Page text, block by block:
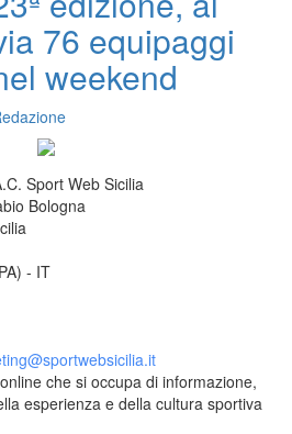
76 equipaggi
weekend
Sport Web Sicilia
Bologna
- IT
che si occupa di informazione,
esperienza e della cultura sportiva